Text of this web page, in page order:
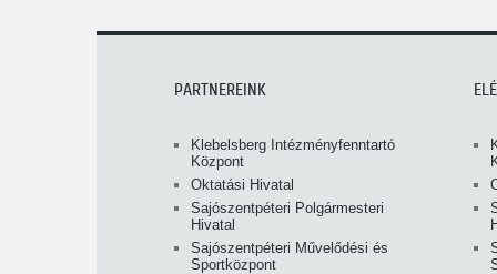
PARTNEREINK
Klebelsberg Intézményfenntartó
Központ
Oktatási Hivatal
Sajószentpéteri Polgármesteri
Hivatal
Sajószentpéteri Művelődési és
Sportközpont